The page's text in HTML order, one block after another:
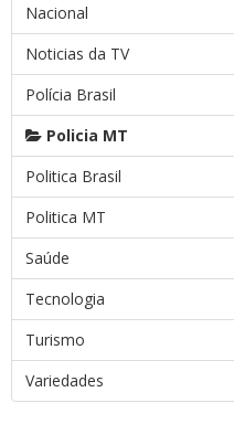
Nacional
Noticias da TV
Polícia Brasil
Policia MT
Politica Brasil
Politica MT
Saúde
Tecnologia
Turismo
Variedades